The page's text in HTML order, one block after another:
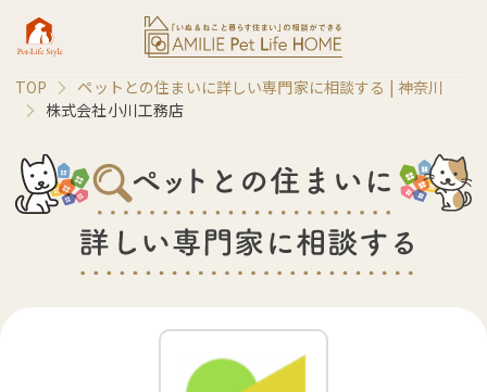
TOP ペットとの住まいに詳しい専門家に相談する | 神奈川
株式会社小川工務店